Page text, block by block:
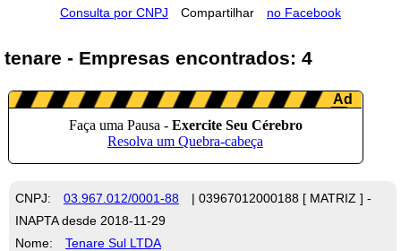
Consulta por CNPJ
Compartilhar no Facebook
tenare - Empresas encontrados: 4
CNPJ: 03.967.012/0001-88
| 03967012000188 [ MATRIZ ] -
INAPTA desde 2018-11-29
Nome:
Tenare Sul LTDA